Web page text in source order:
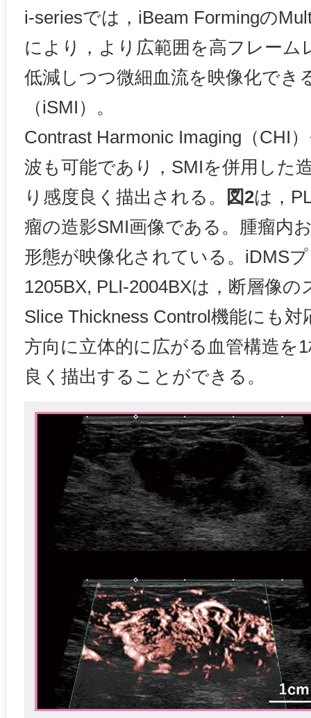
i-seriesでは，iBeam Formingの
により，より広範囲を高フレーム
低減しつつ微細血流を映像化でき
（iSMI）。
Contrast Harmonic Imaging（CHI
波も可能であり，SMIを併用した
り感度良く描出される。
図2は，
瘤の造影SMI画像である。腫瘤内
形態が映像化されている。iDMS
1205BX, PLI-2004BXは，断層像
Slice Thickness Control機能にも
方向に立体的に広がる血管構造を
良く描出することができる。